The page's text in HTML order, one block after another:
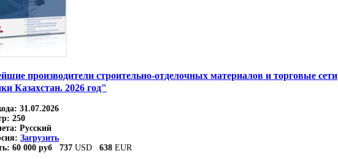
производители строительно-отделочных материалов и торговые сети
Казахстан. 2026 год"
31.07.2026
250
Русский
Загрузить
60 000 руб 737 USD 638 EUR